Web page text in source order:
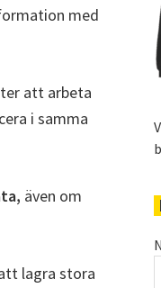
med
att arbeta
i samma
även om
lagra stora